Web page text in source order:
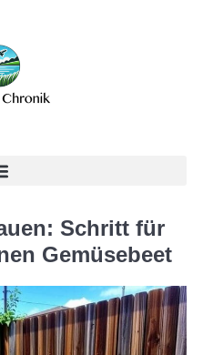
Schritt für
Gemüsebeet